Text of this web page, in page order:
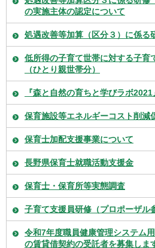
の実施主体の認定について
処遇改善等加算（区分３）に係る
低所得の子育て世帯に対する子育
（ひとり親世帯分）
『森と自然の育ちと学びラボ
保育施設等エネルギーコスト削減
保育士加配支援事業について
長野県保育士就職活動支援金
保育士・保育所等実態調査
子育て支援員研修（プロポーザル
令和7年度職員健康管理システム
の賃貸借契約の受託者を募集しま